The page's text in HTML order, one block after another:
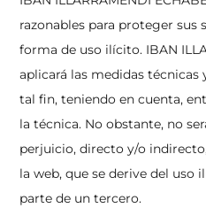
razonables para proteger sus
forma de uso ilícito. IBAN
aplicará las medidas técnicas
tal fin, teniendo en cuenta,
la técnica. No obstante, no
perjuicio, directo y/o
la web, que se derive del uso
parte de un tercero.